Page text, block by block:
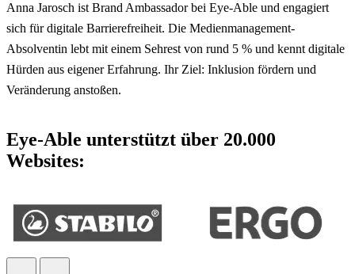
Anna Jarosch ist Brand Ambassador bei Eye-Able und engagiert
sich für digitale Barrierefreiheit. Die Medienmanagement-
Absolventin lebt mit einem Sehrest von rund 5 % und kennt digitale
Hürden aus eigener Erfahrung. Ihr Ziel: Inklusion fördern und
Veränderung anstoßen.
Eye-Able unterstützt über 20.000
Websites: